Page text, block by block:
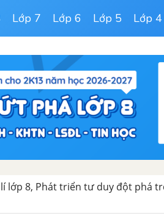
Lớp 7 Lớp 6 Lớp 5 Lớp 4
lớp 8, Phát triển tư duy đột phá